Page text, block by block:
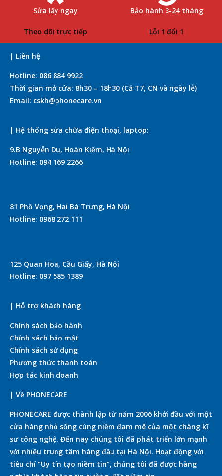
Sửa lấy ngay
Theo dõi trực tiếp
Bảo hành 3-24 tháng
Lỗi 1 đổi 1
| Liên hệ
Hotline: 086 884 9922
Thời gian mở cửa: 8h30 – 18h30 (Cả T7, CN và ngày lễ)
Email: cskh@phonecare.vn
| Hệ thống sửa chữa điện thoại, laptop:
9.B Nguyễn Du, Hoàn Kiếm, Hà Nội
Hotline: 094 169 2266
81 Phố Vọng, Hai Bà Trưng, Hà Nội
Hotline: 0968 272 111
125 Quan Hoa, Cầu Giấy, Hà Nội
Hotline: 097 585 1389
| Hỗ trợ khách hàng
Chính sách bảo hành
Chính sách bảo mật
Chính sách sử dụng
Phương thức thanh toán
Hợp tác kinh doanh
| Về PHONECARE
PHONECARE được thành lập từ năm 2006 khởi đầu với một
cửa hàng nhỏ sống cùng niềm đam mê của một chàng kĩ
sư công nghệ. Đến nay chúng tôi đã phát triển lớn mạnh
với nhiều trung tâm hàng đầu tại Hà Nội. Hoạt động với
tiêu chí “Uy tín tạo niềm tin”, chúng tôi đã được hàng